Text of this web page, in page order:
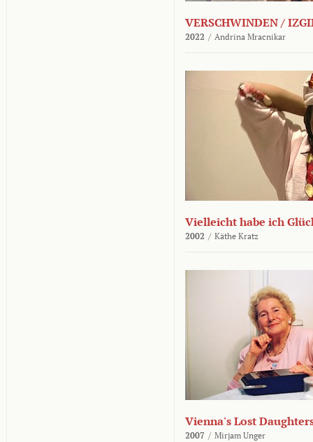
VERSCHWINDEN /
2022 / Andrina Mracnikar
Vielleicht habe ich
2002 / Käthe Kratz
Vienna's Lost
2007 / Mirjam Unger